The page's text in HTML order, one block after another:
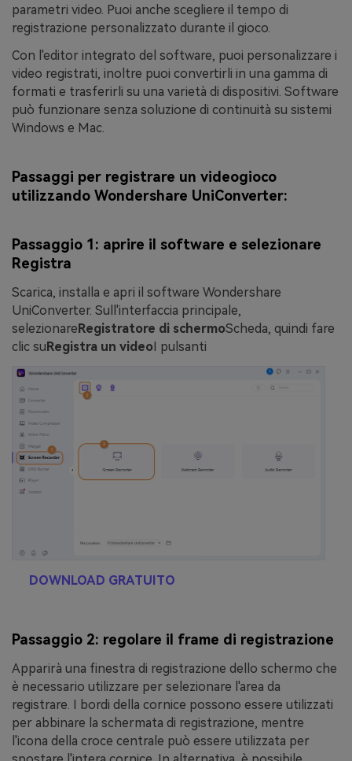
parametri video. Puoi anche scegliere il tempo di
registrazione personalizzato durante il gioco.
Con l'editor integrato del software, puoi personalizzare i
video registrati, inoltre puoi convertirli in una gamma di
formati e trasferirli su una varietà di dispositivi. Software
può funzionare senza soluzione di continuità su sistemi
Windows e Mac.
Passaggi per registrare un videogioco
utilizzando Wondershare UniConverter:
Passaggio 1: aprire il software e selezionare
Registra
Scarica, installa e apri il software Wondershare
UniConverter. Sull'interfaccia principale,
selezionareRegistratore di schermoScheda, quindi fare
clic suRegistra un videoI pulsanti
DOWNLOAD GRATUITO
Passaggio 2: regolare il frame di registrazione
Apparirà una finestra di registrazione dello schermo che
è necessario utilizzare per selezionare l'area da
registrare. I bordi della cornice possono essere utilizzati
per abbinare la schermata di registrazione, mentre
l'icona della croce centrale può essere utilizzata per